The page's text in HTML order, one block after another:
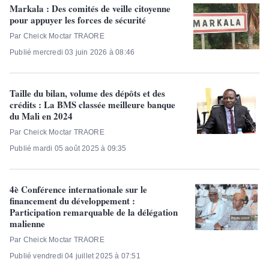
Markala : Des comités de veille citoyenne
pour appuyer les forces de sécurité
Par Cheick Moctar TRAORE
Publié mercredi 03 juin 2026 à 08:46
Taille du bilan, volume des dépôts et des
crédits : La BMS classée meilleure banque
du Mali en 2024
Par Cheick Moctar TRAORE
Publié mardi 05 août 2025 à 09:35
4è Conférence internationale sur le
financement du développement :
Participation remarquable de la délégation
malienne
Par Cheick Moctar TRAORE
Publié vendredi 04 juillet 2025 à 07:51